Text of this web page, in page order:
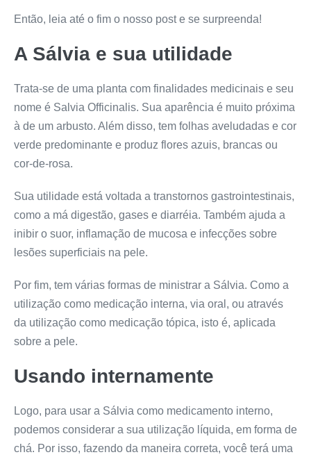
Então, leia até o fim o nosso post e se surpreenda!
A Sálvia e sua utilidade
Trata-se de uma planta com finalidades medicinais e seu
nome é Salvia Officinalis. Sua aparência é muito próxima
à de um arbusto. Além disso, tem folhas aveludadas e cor
verde predominante e produz flores azuis, brancas ou
cor-de-rosa.
Sua utilidade está voltada a transtornos gastrointestinais,
como a má digestão, gases e diarréia. Também ajuda a
inibir o suor, inflamação de mucosa e infecções sobre
lesões superficiais na pele.
Por fim, tem várias formas de ministrar a Sálvia. Como a
utilização como medicação interna, via oral, ou através
da utilização como medicação tópica, isto é, aplicada
sobre a pele.
Usando internamente
Logo, para usar a Sálvia como medicamento interno,
podemos considerar a sua utilização líquida, em forma de
chá. Por isso, fazendo da maneira correta, você terá uma